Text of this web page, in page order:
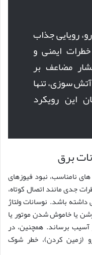
رویایی جذاب
ایمنی و
مضاعف بر
سوزی، تنها
این رویکرد
برق
نامناسب، نبود فیوزهای
جدی مانند اتصال کوتاه،
باشد. نوسانات ولتاژ
یا خاموش شدن موتور یا
آسیب برساند. همچنین، در
(زمین کردن)، خطر شوک